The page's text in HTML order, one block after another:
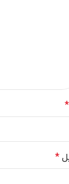
*
*